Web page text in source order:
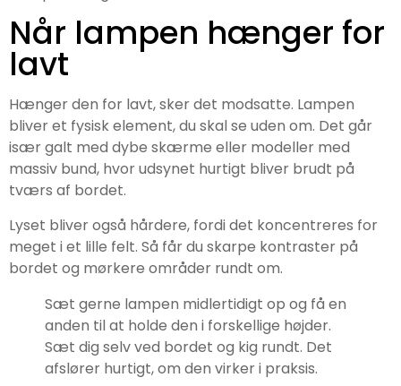
Når lampen hænger for
lavt
Hænger den for lavt, sker det modsatte. Lampen
bliver et fysisk element, du skal se uden om. Det går
især galt med dybe skærme eller modeller med
massiv bund, hvor udsynet hurtigt bliver brudt på
tværs af bordet.
Lyset bliver også hårdere, fordi det koncentreres for
meget i et lille felt. Så får du skarpe kontraster på
bordet og mørkere områder rundt om.
Sæt gerne lampen midlertidigt op og få en
anden til at holde den i forskellige højder.
Sæt dig selv ved bordet og kig rundt. Det
afslører hurtigt, om den virker i praksis.